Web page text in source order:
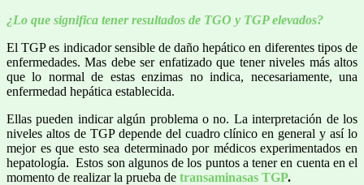
¿Lo que significa tener resultados de TGO y TGP elevados?
El TGP es indicador sensible de daño hepático en diferentes tipos de
enfermedades. Mas debe ser enfatizado que tener niveles más altos
que lo normal de estas enzimas no indica, necesariamente, una
enfermedad hepática establecida.
Ellas pueden indicar algún problema o no. La interpretación de los
niveles altos de TGP depende del cuadro clínico en general y así lo
mejor es que esto sea determinado por médicos experimentados en
hepatología. Estos son algunos de los puntos a tener en cuenta en el
momento de realizar la prueba de transaminasas TGP.